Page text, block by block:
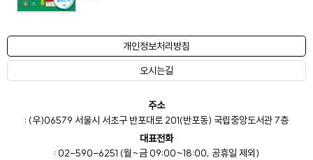
개인정보처리방침
오시는길
주소
: (우)06579 서울시 서초구 반포대로 201(반포동) 국립중앙도서관 7층
대표전화
: 02-590-6251 (월~금 09:00~18:00, 공휴일 제외)